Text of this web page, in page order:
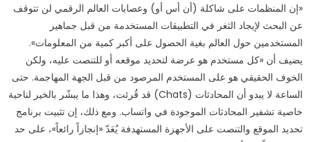
«إن المنظمات على شاكلة (أن أس أو) وعصابات العالم الرقمي لن تتوقف
عن البحث لإيجاد الثغر في التطبيقات المستخدمة من قبل جماهير
المستخدمين حول العالم بغية الحصول على أكبر كمية من المعلومات».
يضيف أن «كل مستخدم هو عرضة لتحديد موقعه أو للتنصت عليه، ولكن
الخوف الحقيقي هو على المستخدم المرصود من قبل الجهة المهاجمة. حتى
الساعة لا يبدو أن المحادثات (Chats) قد قُرئت، وهذا ما يبشّر بالخير لناحية
خاصية تشفير المحادثات الموجودة في واتساب. ومع ذلك، إن تثبيت برنامج
تحديد الموقع والتنصت على الأجهزة المستهدفة يُعَدّ «إنجازاً رائعاً»، على حد